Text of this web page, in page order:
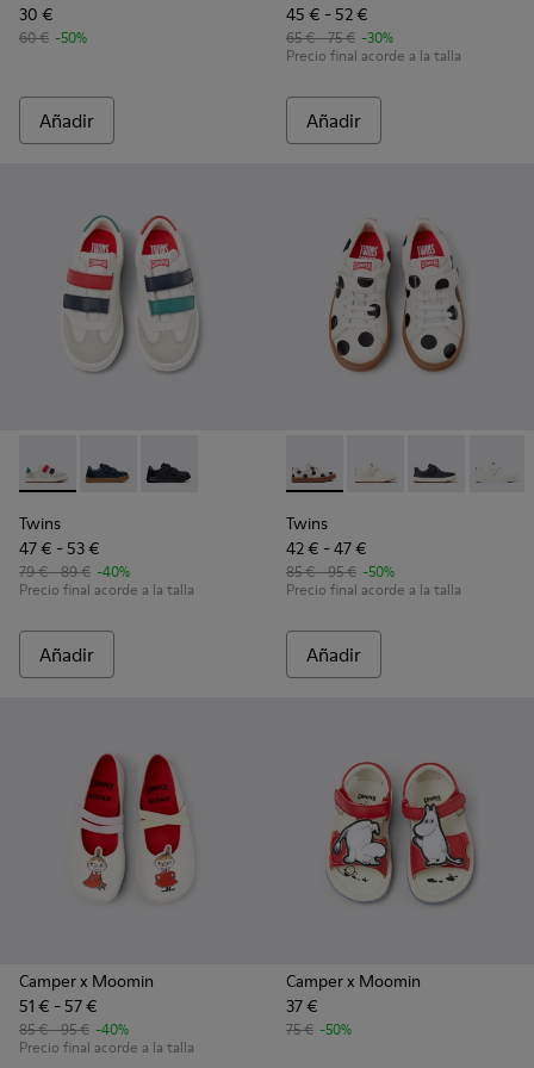
30 €
60 € -50%
Añadir
45 € - 52 €
65 € - 75 € -30%
Precio final acorde a la talla
Añadir
Twins - K800652-007 - Sneakers de piel y nobuk multicolor
Twins - K800652-003
Twins - K800652-001
Twins
47 € - 53 €
79 € - 89 € -40%
Precio final acorde a la talla
Añadir
Twins - K800247-031 -
Twins - K800247-030
Twins -Twins
Twins
42 € - 47 €
85 € - 95 € -50%
Precio final acorde a la talla
Añadir
Camper x Moomin
51 € - 57 €
85 € - 95 € -40%
Precio final acorde a la talla
Camper x Moomin
37 €
75 € -50%